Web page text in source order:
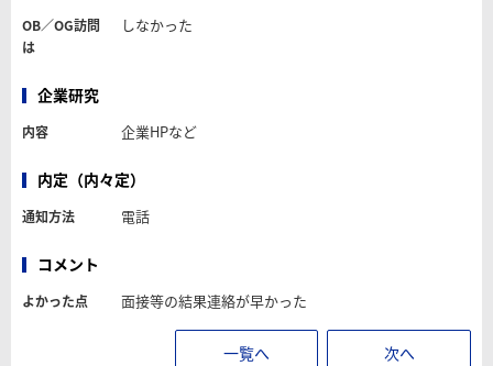
OB／OG訪問
は
しなかった
企業研究
内容 企業HPなど
内定（内々定）
通知方法 電話
コメント
よかった点 面接等の結果連絡が早かった
一覧へ 次へ